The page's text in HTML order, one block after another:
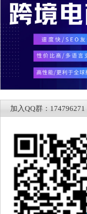
加入QQ群：174796271